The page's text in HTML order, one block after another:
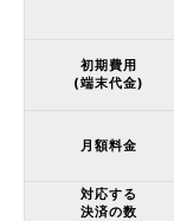
初期費用
(端末代金)
月額料金
対応する
決済の数